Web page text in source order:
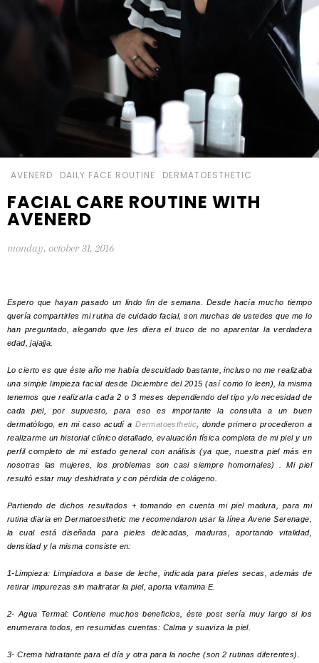
AVENERD DAILY FACE ROUTINE DERMATOESTHETIC
FACIAL CARE ROUTINE WITH
AVENERD
monday, october 31, 2016
Espero que hayan pasado un lindo fin de semana. Desde hacía mucho tiempo
quería compartirles mi rutina de cuidado facial, son muchas de ustedes que me lo
han preguntado, alegando que les diera el truco de no aparentar la verdadera
edad, jajajja.
Lo cierto es que éste año me había descuidado bastante, incluso no me realizaba
una simple limpieza facial desde Diciembre del 2015 (así como lo leen), la misma
tenemos que realizarla cada 2 o 3 meses dependiendo del tipo y/o necesidad de
cada piel, por supuesto, para eso es importante la consulta a un buen
dermatólogo, en mi caso acudí aDermatoesthetic , donde primero procedieron a
realizarme un historial clínico detallado, evaluación física completa de mi piel y un
perfil completo de mi estado general con análisis (ya que, nuestra piel más en
nosotras las mujeres, los problemas son casi siempre homornales) .
Mi piel
resultó estar muy deshidrata y con pérdida de colágeno.
Partiendo de dichos resultados + tomando en cuenta mi piel madura, para mi
rutina diaria en Dermatoesthetic me recomendaron usar la línea Avene Serenage,
la cual está diseñada para pieles delicadas, maduras, aportando vitalidad,
densidad y la misma consiste en:
1-Limpieza: Limpiadora a base de leche, indicada para pieles secas, además de
retirar impurezas sin maltratar la piel, aporta vitamina E.
2- Agua Termal: Contiene muchos beneficios, éste post sería muy largo si los
enumerara todos, en resumidas cuentas: Calma y suaviza la piel.
3- Crema hidratante para el día y otra para la noche (son 2 rutinas diferentes).